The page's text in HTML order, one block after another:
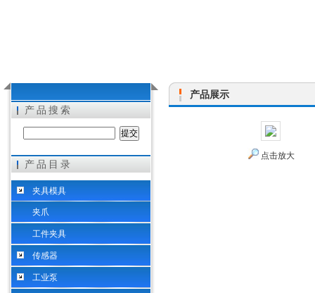
希而科工业控制设备（上海）有限公司
产品搜索
产品目录
夹具模具
夹爪
工件夹具
传感器
工业泵
产品展示
点击放大